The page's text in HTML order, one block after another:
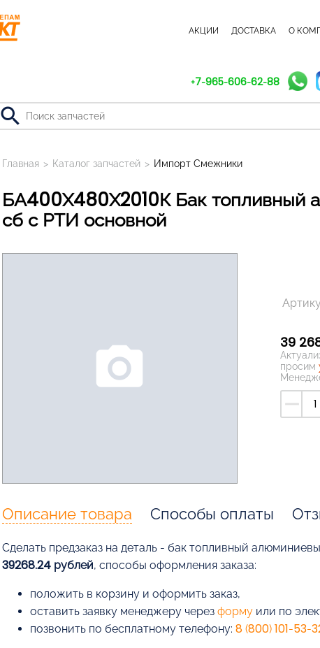
АКЦИИ ДОСТАВКА О
+7-965-606-62-88
search
Главная > Каталог запчастей > Импорт Смежники
БА400Х480Х2010К Бак топливный алюминиевый 340л 400х480х2010 в
сб с РТИ основной
photo_camera 39
просим
remove
Описание товара Способы оплаты
Cделать предзаказ на деталь - бак топливный
39268.24 рублей, способы оформления заказа:
положить в корзину и оформить заказ,
оставить заявку менеджеру через формуили по
позвонить по бесплатному телефону: 8 (800) 101-53-